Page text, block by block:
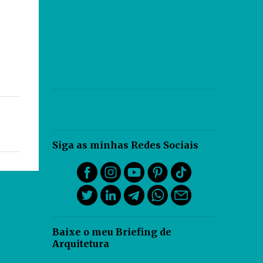
Siga as minhas Redes Sociais
Baixe o meu Briefing de
Arquitetura